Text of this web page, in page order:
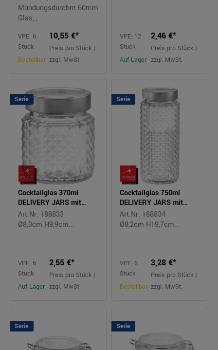
Mündungsdurchm.60mm
Glas, ,
VPE: 6
Stück
Bestellbar
10,55 €*
Preis pro Stück |
zzgl. MwSt.
VPE: 12
Stück
Auf Lager
2,46 €*
Preis pro Stück |
zzgl. MwSt.
Serie
Cocktailglas 370ml
DELIVERY JARS mit
Deckel
Art.Nr. 188833
Ø8,3cm H9,9cm...
VPE: 6
Stück
Auf Lager
2,55 €*
Preis pro Stück |
zzgl. MwSt.
Serie
Cocktailglas 750ml
DELIVERY JARS mit
Deckel
Art.Nr. 188834
Ø8,2cm H19,7cm...
VPE: 6
Stück
Bestellbar
3,28 €*
Preis pro Stück |
zzgl. MwSt.
Serie Serie